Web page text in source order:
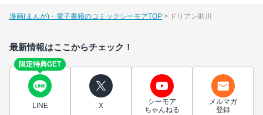
漫画(まんが)・電子書籍のコミックシーモアTOP ドリアン助川
最新情報はここからチェック！
限定特典GET
LINE X
シーモア
ちゃんねる
メルマガ
登録